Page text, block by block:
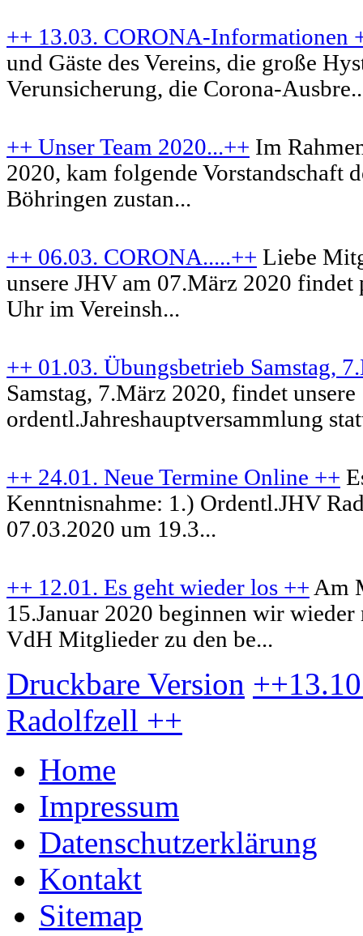
++ 13.03. CORONA-Informationen
und Gäste des Vereins, die große
Verunsicherung, die Corona-
++ Unser Team 2020...++ Im
2020, kam folgende Vorstandschaft
Böhringen zustan...
++ 06.03. CORONA.....++ Liebe
unsere JHV am 07.März 2020
Uhr im Vereinsh...
++ 01.03. Übungsbetrieb Samstag,
Samstag, 7.März 2020, findet unsere
ordentl.Jahreshauptversammlung
++ 24.01. Neue Termine Online ++
Kenntnisnahme: 1.) Ordentl.JHV
07.03.2020 um 19.3...
++ 12.01. Es geht wieder los ++Am
15.Januar 2020 beginnen wir
VdH Mitglieder zu den be...
Druckbare Version
Radolfzell ++
Home
Impressum
Datenschutzerklärung
Kontakt
Sitemap